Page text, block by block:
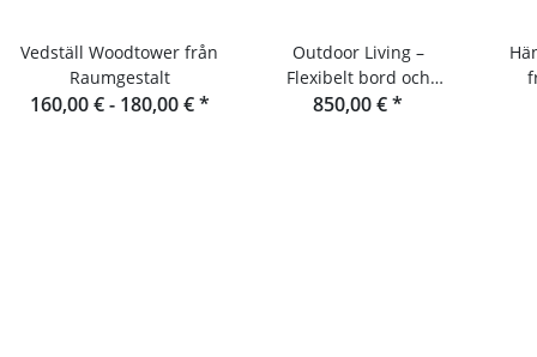
Vedställ Woodtower från
Raumgestalt
160,00 € - 180,00 €*
Outdoor Living –
Flexibelt bord och
konsolbord i
850,00 €*